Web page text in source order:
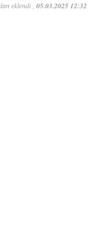
eklendi , 05.03.2025 12:32